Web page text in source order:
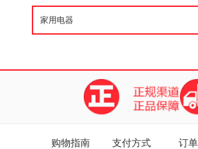
购物指南 支付方式 订